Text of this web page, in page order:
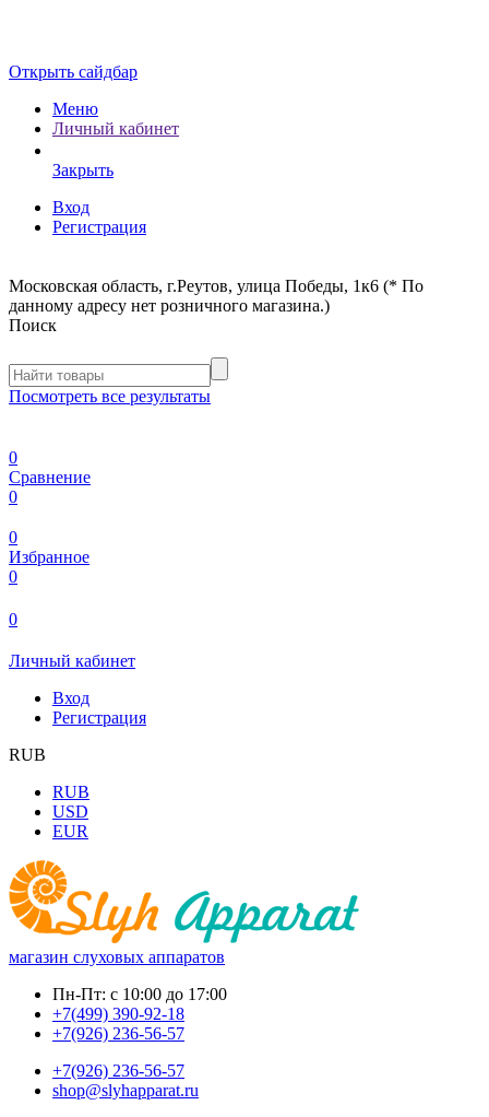
Открыть сайдбар
Меню
Личный кабинет
Закрыть
Вход
Регистрация
Московская область, г.Реутов, улица Победы, 1к6 (* По
данному адресу нет розничного магазина.)
Поиск
Посмотреть все результаты
0
Сравнение
0
0
Избранное
0
0
Личный кабинет
Вход
Регистрация
RUB
RUB
USD
EUR
магазин слуховых аппаратов
Пн-Пт: с 10:00 до 17:00
+7(499) 390-92-18
+7(926) 236-56-57
+7(926) 236-56-57
shop@slyhapparat.ru